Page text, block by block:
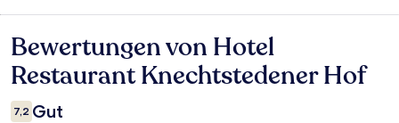
Bewertungen
Bewertungen von Hotel
Restaurant Knechtstedener Hof
7,2 Gut